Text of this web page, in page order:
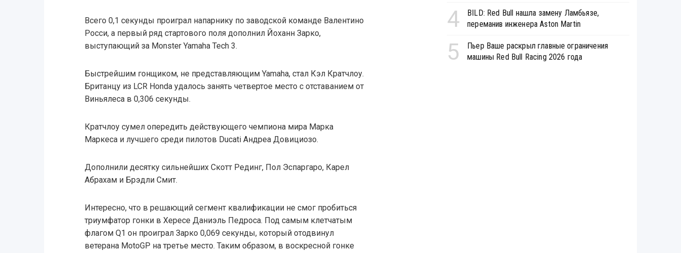
Всего 0,1 секунды проиграл напарнику по заводской команде Валентино
Росси, а первый ряд стартового поля дополнил Йоханн Зарко,
выступающий за Monster Yamaha Tech 3.
Быстрейшим гонщиком, не представляющим Yamaha, стал Кэл Кратчлоу.
Британцу из LCR Honda удалось занять четвертое место с отставанием от
Виньялеса в 0,306 секунды.
Кратчлоу сумел опередить действующего чемпиона мира Марка
Маркеса и лучшего среди пилотов Ducati Андреа Довициозо.
Дополнили десятку сильнейших Скотт Рединг, Пол Эспаргаро, Карел
Абрахам и Брэдли Смит.
Интересно, что в решающий сегмент квалификации не смог пробиться
триумфатор гонки в Хересе Даниэль Педроса. Под самым клетчатым
флагом Q1 он проиграл Зарко 0,069 секунды, который отодвинул
ветерана MotoGP на третье место. Таким образом, в воскресной гонке
4
BILD: Red Bull нашла замену Ламбьязе,
переманив инженера Aston Martin
5
Пьер Ваше раскрыл главные ограничения
машины Red Bull Racing 2026 года